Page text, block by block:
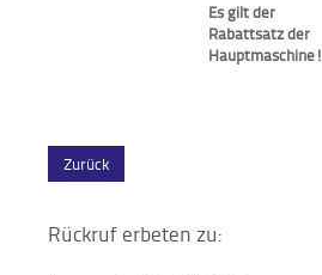
Es gilt der
Rabattsatz der
Hauptmaschine!
Zurück
Rückruf erbeten zu: